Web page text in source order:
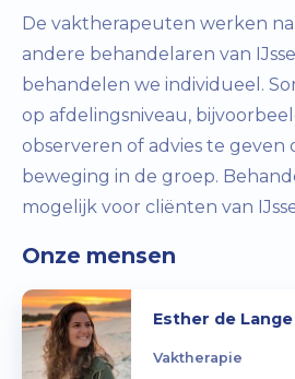
De vaktherapeuten werken
andere behandelaren van
behandelen we individueel.
op afdelingsniveau,
observeren of advies te geven
beweging in de groep.
mogelijk voor cliënten van
Onze mensen
Esther de
Vaktherapie